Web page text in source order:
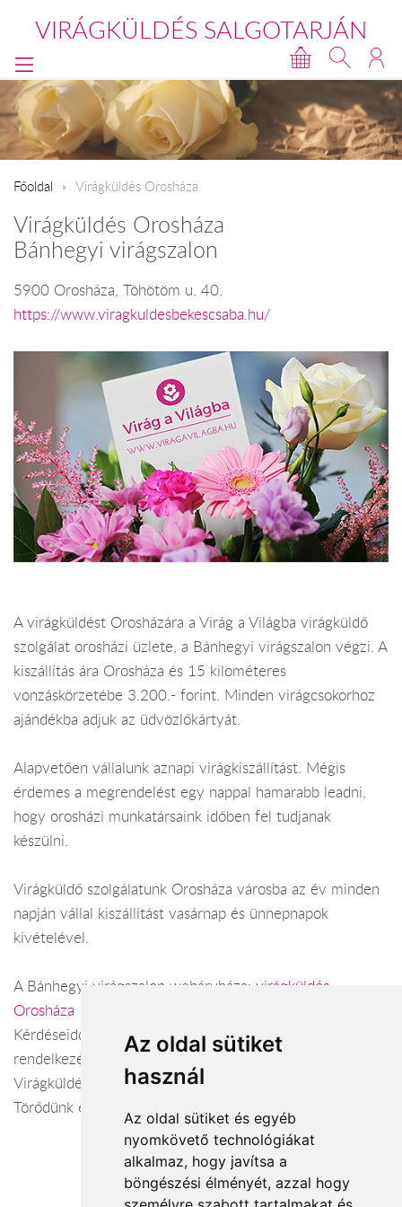
Az oldal sütiket
használ
Az oldal sütiket és egyéb
nyomkövető technológiákat
alkalmaz, hogy javítsa a
böngészési élményét, azzal hogy
VIRÁGKÜLDÉS SALGOTARJÁN
Főoldal Virágküldés Orosháza
Virágküldés Orosháza
Bánhegyi virágszalon
5900 Orosháza, Töhötöm u. 40.
https://www.viragkuldesbekescsaba.hu/
A virágküldést Orosházára a Virág a Világba virágküldő
szolgálat orosházi üzlete, a Bánhegyi virágszalon végzi. A
kiszállítás ára Orosháza és 15 kilométeres
vonzáskörzetébe 3.200.- forint. Minden virágcsokorhoz
ajándékba adjuk az üdvözlőkártyát.
Alapvetően vállalunk aznapi virágkiszállítást. Mégis
érdemes a megrendelést egy nappal hamarabb leadni,
hogy orosházi munkatársaink időben fel tudjanak
készülni.
Virágküldő szolgálatunk Orosháza városba az év minden
napján vállal kiszállítást vasárnap és ünnepnapok
kivételével.
A Bánhegyi virágszalon webáruháza: virágküldés
Orosháza
Kérdéseiddel kapcsolatban örömmel állunk
rendelkezésedre.
Virágküldés Orosháza
Törődünk egymással
Elfogadott fizetési módok